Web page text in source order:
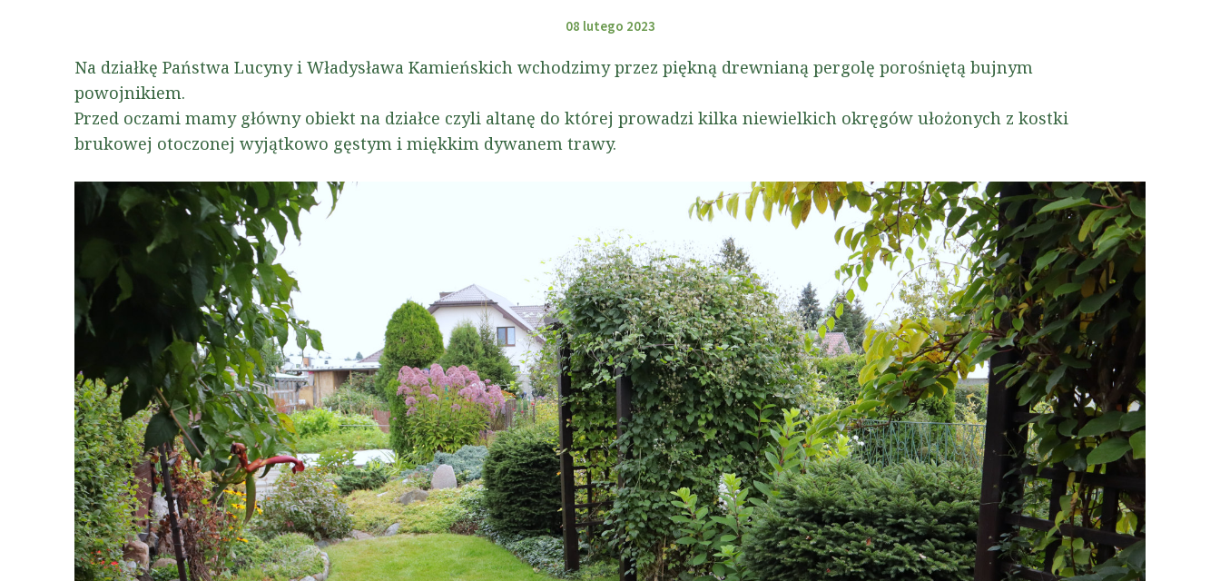
08 lutego 2023
Na działkę Państwa Lucyny i Władysława Kamieńskich wchodzimy przez piękną drewnianą pergolę porośniętą bujnym
powojnikiem.
Przed oczami mamy główny obiekt na działce czyli altanę do której prowadzi kilka niewielkich okręgów ułożonych z kostki
brukowej otoczonej wyjątkowo gęstym i miękkim dywanem trawy.